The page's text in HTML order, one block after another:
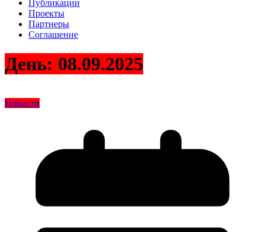
Публикации
Проекты
Партнеры
Соглашение
День: 08.09.2025
Новости